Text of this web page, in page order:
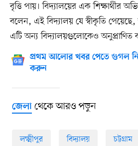
বৃত্তি পায়। বিদ্যালয়ের এক শিক্ষার্থীর
বলেন, এই বিদ্যালয় যে স্বীকৃতি
এটি অন্য বিদ্যালয়গুলোকেও অনুপ্রাণিত
প্রথম আলোর খবর পেতে গুগল
করুন
জেলাথেকে আরও পড়ুন
লক্ষ্মীপুর বিদ্যালয় চট্টগ্রাম